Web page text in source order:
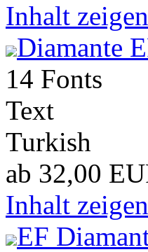
Inhalt
Diamante
14 Fonts
Text
Turkish
ab 32,00
Inhalt
EF